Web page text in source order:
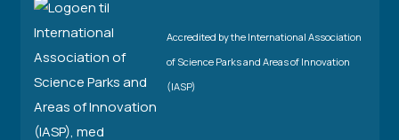
Accredited by the International Association
of Science Parks and Areas of Innovation
(IASP)